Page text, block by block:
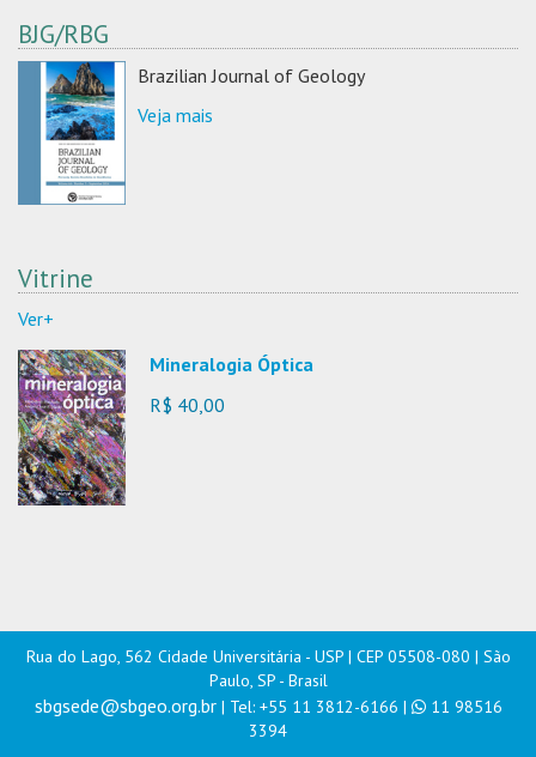
BJG/RBG
Brazilian Journal of Geology
Veja mais
Vitrine
Ver+
Mineralogia Óptica
R$ 40,00
Rua do Lago, 562 Cidade Universitária - USP | CEP 05508-080 | São
Paulo, SP - Brasil
sbgsede@sbgeo.org.br| Tel: +55 11 3812-6166 |
11 98516
3394